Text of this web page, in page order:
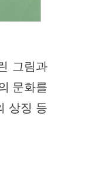
그림과
문화를
상징 등